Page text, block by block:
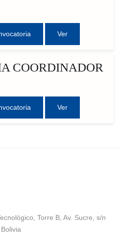
Ver
COORDINADOR
Ver
Torre B, Av. Sucre, s/n